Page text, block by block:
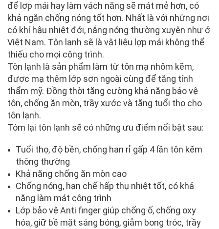
để lợp mái hay làm vách năng sẽ mát mẻ hơn, có
khả ngăn chống nóng tốt hơn. Nhất là với những nơi
có khí hậu nhiệt đới, nắng nóng thường xuyên như ở
Việt Nam. Tôn lạnh sẽ là vật liệu lợp mái không thể
thiếu cho mọi công trình.
Tôn lạnh là sản phẩm làm từ tôn mạ nhôm kẽm,
được mạ thêm lớp sơn ngoài cùng để tăng tính
thẩm mỹ. Đồng thời tăng cường khả năng bảo vệ
tôn, chống ăn mòn, trầy xước và tăng tuổi thọ cho
tôn lạnh.
Tóm lại tôn lạnh sẽ có những ưu điểm nổi bật sau:
Tuổi thọ, độ bền, chống han rỉ gấp 4 lần tôn kẽm
thông thường
Khả năng chống ăn mòn cao
Chống nóng, hạn chế hấp thụ nhiệt tốt, có khả
năng làm mát công trình
Lớp bảo vệ Anti finger giúp chống ố, chống oxy
hóa, giữ bề mặt sáng bóng, giảm bong tróc, trầy